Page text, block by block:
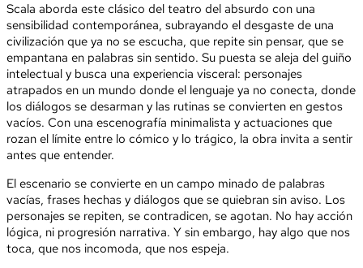
Scala aborda este clásico del teatro del absurdo con una
sensibilidad contemporánea, subrayando el desgaste de una
civilización que ya no se escucha, que repite sin pensar, que se
empantana en palabras sin sentido. Su puesta se aleja del guiño
intelectual y busca una experiencia visceral: personajes
atrapados en un mundo donde el lenguaje ya no conecta, donde
los diálogos se desarman y las rutinas se convierten en gestos
vacíos. Con una escenografía minimalista y actuaciones que
rozan el límite entre lo cómico y lo trágico, la obra invita a sentir
antes que entender.
El escenario se convierte en un campo minado de palabras
vacías, frases hechas y diálogos que se quiebran sin aviso. Los
personajes se repiten, se contradicen, se agotan. No hay acción
lógica, ni progresión narrativa. Y sin embargo, hay algo que nos
toca, que nos incomoda, que nos espeja.